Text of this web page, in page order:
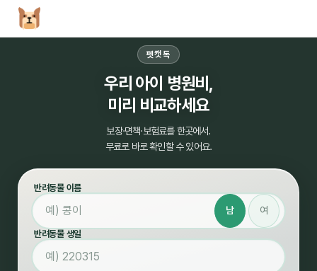
펫캣독
우리 아이 병원비,
미리 비교하세요
보장·면책·보험료를 한곳에서.
무료로 바로 확인할 수 있어요.
반려동물 이름
남 여
반려동물 생일